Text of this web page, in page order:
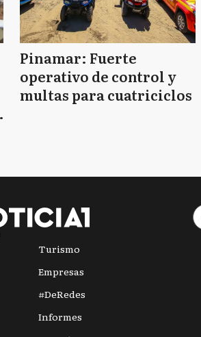
Pinamar: Fuerte
operativo de control y
multas para cuatriciclos
Turismo
Empresas
#DeRedes
Informes